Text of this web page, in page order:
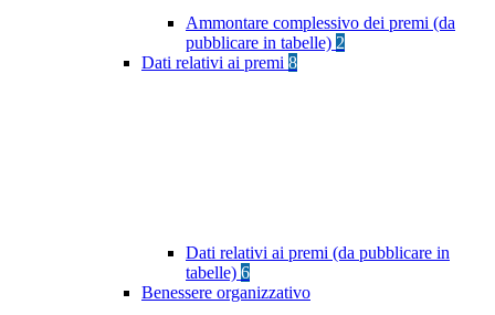
Ammontare complessivo dei premi (da
pubblicare in tabelle) 2
Dati relativi ai premi 8
Dati relativi ai premi (da pubblicare in
tabelle) 6
Benessere organizzativo